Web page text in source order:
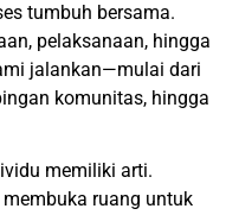
tumbuh bersama.
pelaksanaan, hingga
jalankan—mulai dari
komunitas, hingga
memiliki arti.
ruang untuk